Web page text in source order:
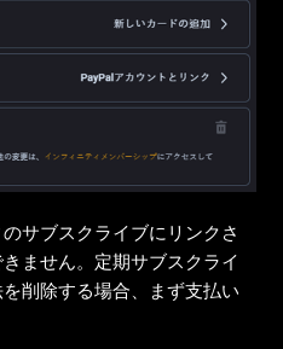
サブスクライブにリンクさ
ません。定期サブスクライ
削除する場合、まず支払い